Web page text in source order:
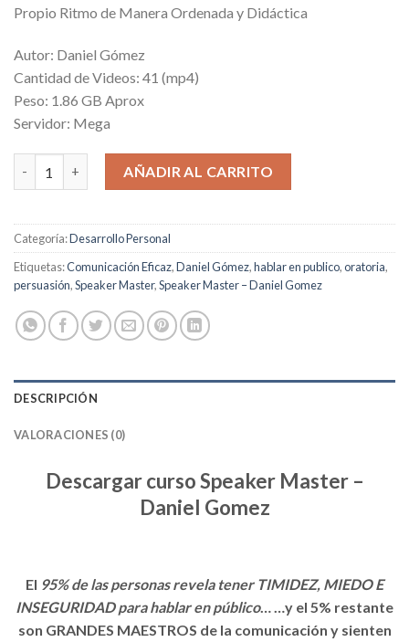
Propio Ritmo de Manera Ordenada y Didáctica
Autor: Daniel Gómez
Cantidad de Videos: 41 (mp4)
Peso: 1.86 GB Aprox
Servidor: Mega
Speaker Master – Daniel Gomez cantidad
AÑADIR AL CARRITO
Categoría:Desarrollo Personal
Etiquetas:Comunicación Eficaz,Daniel Gómez,hablar en publico,oratoria,
persuasión,Speaker Master,Speaker Master – Daniel Gomez
DESCRIPCIÓN
VALORACIONES (0)
Descargar curso Speaker Master –
Daniel Gomez
El 95% de las personas revela tener TIMIDEZ, MIEDO E
INSEGURIDAD para hablar en público… …y el 5% restante
son GRANDES MAESTROS de la comunicación y sienten